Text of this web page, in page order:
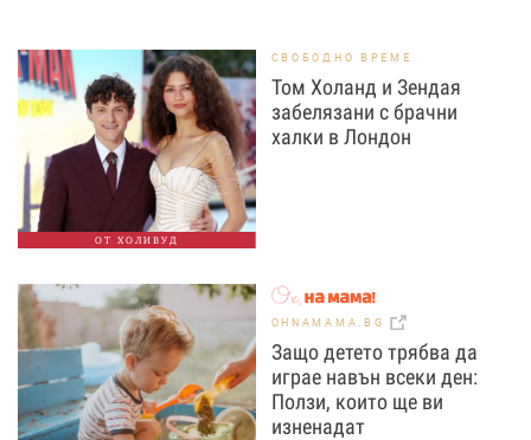
ОТ ХОЛИВУД
СВОБОДНО ВРЕМЕ
Том Холанд и Зендая
забелязани с брачни
халки в Лондон
OHNAMAMA.BG
Защо детето трябва да
играе навън всеки ден:
Ползи, които ще ви
изненадат